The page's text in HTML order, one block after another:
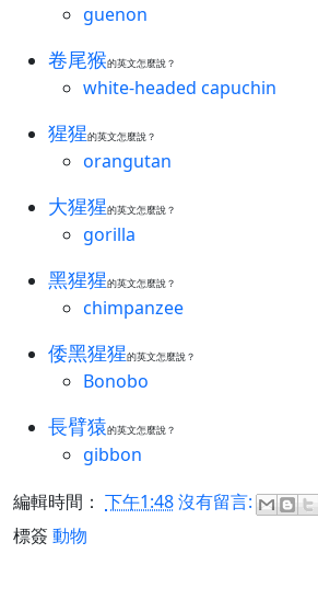
guenon
卷尾猴的英文怎麼說？
white-headed capuchin
猩猩的英文怎麼說？
orangutan
大猩猩的英文怎麼說？
gorilla
黑猩猩的英文怎麼說？
chimpanzee
倭黑猩猩的英文怎麼說？
Bonobo
長臂猿的英文怎麼說？
gibbon
編輯時間： 下午1:48沒有留言:
標簽 動物